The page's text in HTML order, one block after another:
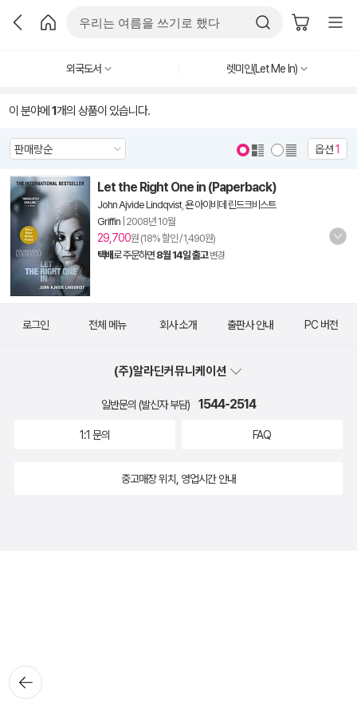
외국도서 렛미인(Let Me In)
이 분야에 1개의 상품이 있습니다.
옵션1
Let the Right One in (Paperback)
John Ajvide Lindqvist, 욘 아이비데 린드크비스트
Griffin 2008년 10월
29,700원 (18% 할인 / 1,490원)
택배로 주문하면 8월 14일 출고 변경
뒤로가
기
로그인 전체 메뉴 회사 소개 출판사 안내 PC 버전
(주)알라딘커뮤니케이션
일반문의 (발신자 부담) 1544-2514
1:1 문의 FAQ
중고매장 위치, 영업시간 안내